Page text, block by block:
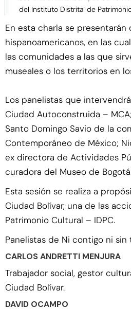
del Instituto Distrital de
En esta charla se
hispanoamericanos, en las
las comunidades a las que
museales o los territorios en
Los panelistas que
Ciudad Autoconstruida –
Santo Domingo Savio de la
Contemporáneo de México;
ex directora de Actividades
curadora del Museo de
Esta sesión se realiza a
Ciudad Bolívar, una de las
Patrimonio Cultural – IDPC.
Panelistas de Ni contigo ni
CARLOS ANDRETTI MENJURA
Trabajador social, gestor
Ciudad Bolívar.
DAVID OCAMPO